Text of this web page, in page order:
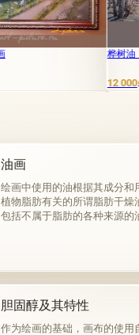
油画
绘画中使用的油根据其成分
植物脂肪有关的所谓脂肪干燥
包括不属于脂肪的各种来源的
胆固醇及其特性
作为绘画的基础，画布的使用